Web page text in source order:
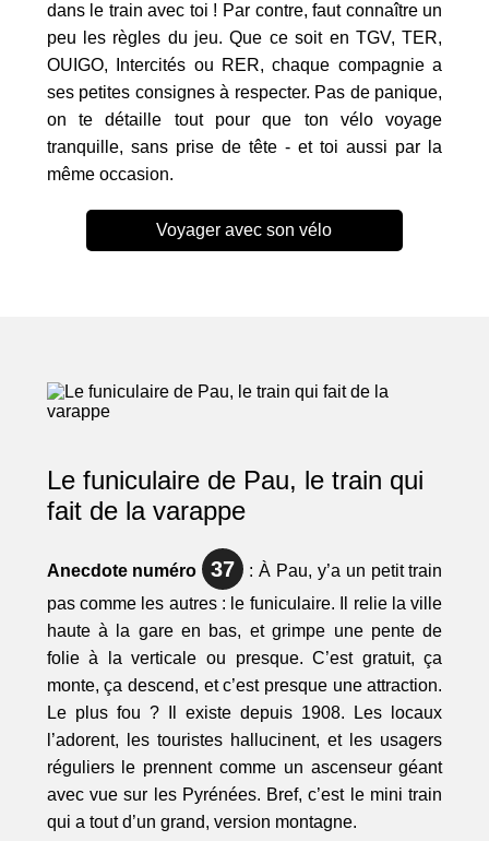
dans le train avec toi ! Par contre, faut connaître un
peu les règles du jeu. Que ce soit en TGV, TER,
OUIGO, Intercités ou RER, chaque compagnie a
ses petites consignes à respecter. Pas de panique,
on te détaille tout pour que ton vélo voyage
tranquille, sans prise de tête - et toi aussi par la
même occasion.
Voyager avec son vélo
Le funiculaire de Pau, le train qui
fait de la varappe
Anecdote numéro 37
: À Pau, y’a un petit train
pas comme les autres : le funiculaire. Il relie la ville
haute à la gare en bas, et grimpe une pente de
folie à la verticale ou presque. C’est gratuit, ça
monte, ça descend, et c’est presque une attraction.
Le plus fou ? Il existe depuis 1908. Les locaux
l’adorent, les touristes hallucinent, et les usagers
réguliers le prennent comme un ascenseur géant
avec vue sur les Pyrénées. Bref, c’est le mini train
qui a tout d’un grand, version montagne.